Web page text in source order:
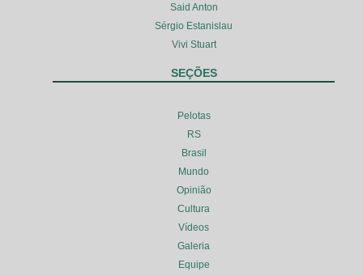
Said Anton
Sérgio Estanislau
Vivi Stuart
SEÇÕES
Pelotas
RS
Brasil
Mundo
Opinião
Cultura
Vídeos
Galeria
Equipe